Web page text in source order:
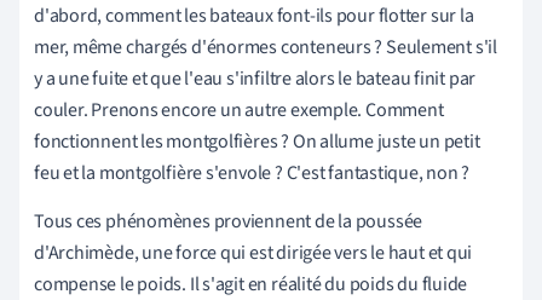
d'abord, comment les bateaux font-ils pour flotter sur la
mer, même chargés d'énormes conteneurs ? Seulement s'il
y a une fuite et que l'eau s'infiltre alors le bateau finit par
couler. Prenons encore un autre exemple. Comment
fonctionnent les montgolfières ? On allume juste un petit
feu et la montgolfière s'envole ? C'est fantastique, non ?
Tous ces phénomènes proviennent de la poussée
d'Archimède, une force qui est dirigée vers le haut et qui
compense le poids. Il s'agit en réalité du poids du fluide